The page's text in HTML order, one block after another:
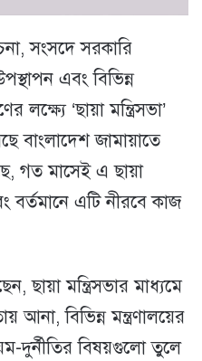
সংসদে সরকারি
এবং বিভিন্ন
লক্ষ্যে ‘ছায়া মন্ত্রিসভা’
বাংলাদেশ জামায়াতে
গত মাসেই এ ছায়া
বর্তমানে এটি নীরবে কাজ
ছায়া মন্ত্রিসভার মাধ্যমে
বিভিন্ন মন্ত্রণালয়ের
দুর্নীতির বিষয়গুলো তুলে